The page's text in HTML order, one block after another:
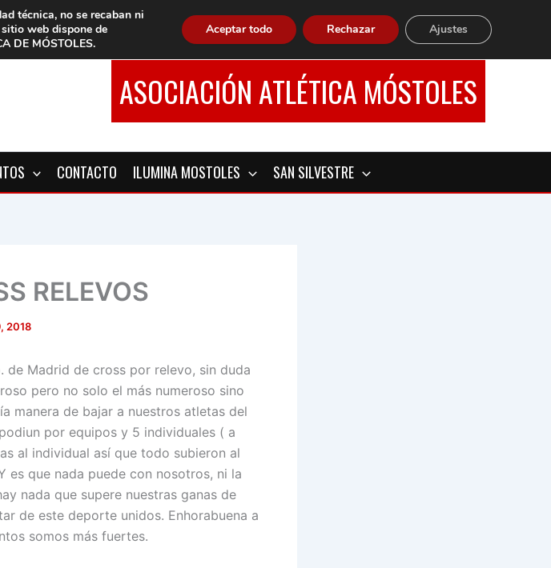
ASOCIACIÓN ATLÉTICA MÓSTOLES
CONTACTO ILUMINA MOSTOLES SAN SILVESTRE
RELEVOS
2018
Madrid de cross por relevo, sin duda
pero no solo el más numeroso sino
manera de bajar a nuestros atletas del
por equipos y 5 individuales ( a
al individual así que todo subieron al
es que nada puede con nosotros, ni la
nada que supere nuestras ganas de
de este deporte unidos. Enhorabuena a
somos más fuertes.
técnica, no se recaban ni
web dispone de
DE MÓSTOLES.
Aceptar todo Rechazar Ajustes